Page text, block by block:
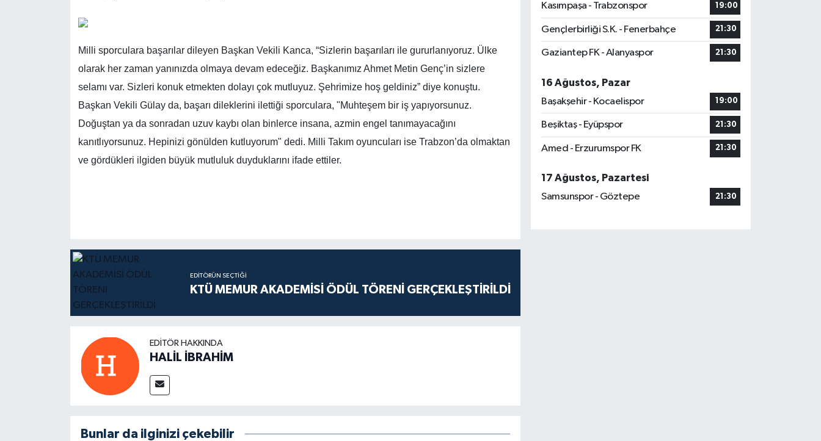
Milli sporculara başarılar dileyen Başkan Vekili Kanca, “Sizlerin başarıları ile gururlanıyoruz. Ülke
olarak her zaman yanınızda olmaya devam edeceğiz. Başkanımız Ahmet Metin Genç’in sizlere
selamı var. Sizleri konuk etmekten dolayı çok mutluyuz. Şehrimize hoş geldiniz” diye konuştu.
Başkan Vekili Gülay da, başarı dileklerini ilettiği sporculara, "Muhteşem bir iş yapıyorsunuz.
Doğuştan ya da sonradan uzuv kaybı olan binlerce insana, azmin engel tanımayacağını
kanıtlıyorsunuz. Hepinizi gönülden kutluyorum" dedi. Milli Takım oyuncuları ise Trabzon’da olmaktan
ve gördükleri ilgiden büyük mutluluk duyduklarını ifade ettiler.
EDITÖRÜN SEÇTIĞI
KTÜ MEMUR AKADEMİSİ ÖDÜL TÖRENİ GERÇEKLEŞTİRİLDİ
EDITÖR HAKKINDA
HALİL İBRAHİM
Bunlar da ilginizi çekebilir
Kasımpaşa - Trabzonspor 19:00
Gençlerbirliği S.K. - Fenerbahçe 21:30
Gaziantep FK - Alanyaspor 21:30
16 Ağustos, Pazar
Başakşehir - Kocaelispor
19:00
Beşiktaş - Eyüpspor 21:30
Amed - Erzurumspor FK 21:30
17 Ağustos, Pazartesi
Samsunspor - Göztepe
21:30